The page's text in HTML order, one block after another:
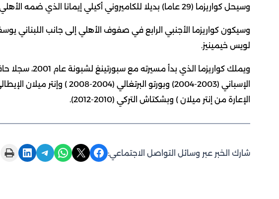
وسيحل كواريزما (29 عاما) بديلا للكاميروني أكيلي إيمانا الذي ضمه الأهلي الصيف الماضي قادما من الهلال السعودي.
وسيكون كواريزما الأجنبي الرابع في صفوف الأهلي إلى جانب اللبناني
لويس خيمينيز.
ويملك كواريزما
الإعارة من إنتر ميلان ) وبشكتاش التركي (2010-2012).
شارك الخبر عبر وسائل التواصل الاجتماعي: Share on Facebook
Share on X
Share on WhatsApp
Share on Telegram
Share on LinkedIn
Print this Page